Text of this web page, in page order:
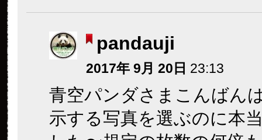
pandauji
2017年 9月 20日 23:13
青空パンダさまこんばん
示する写真を選ぶのに本